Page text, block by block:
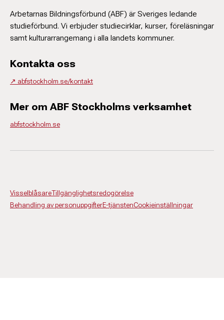
Arbetarnas Bildningsförbund (ABF) är Sveriges ledande
studieförbund. Vi erbjuder studiecirklar, kurser, föreläsningar
samt kulturarrangemang i alla landets kommuner.
Kontakta oss
↗️ abfstockholm.se/kontakt
Mer om ABF Stockholms verksamhet
abfstockholm.se
VisselblåsareTillgänglighetsredogörelse
Behandling av personuppgifterE-tjänstenCookieinställningar